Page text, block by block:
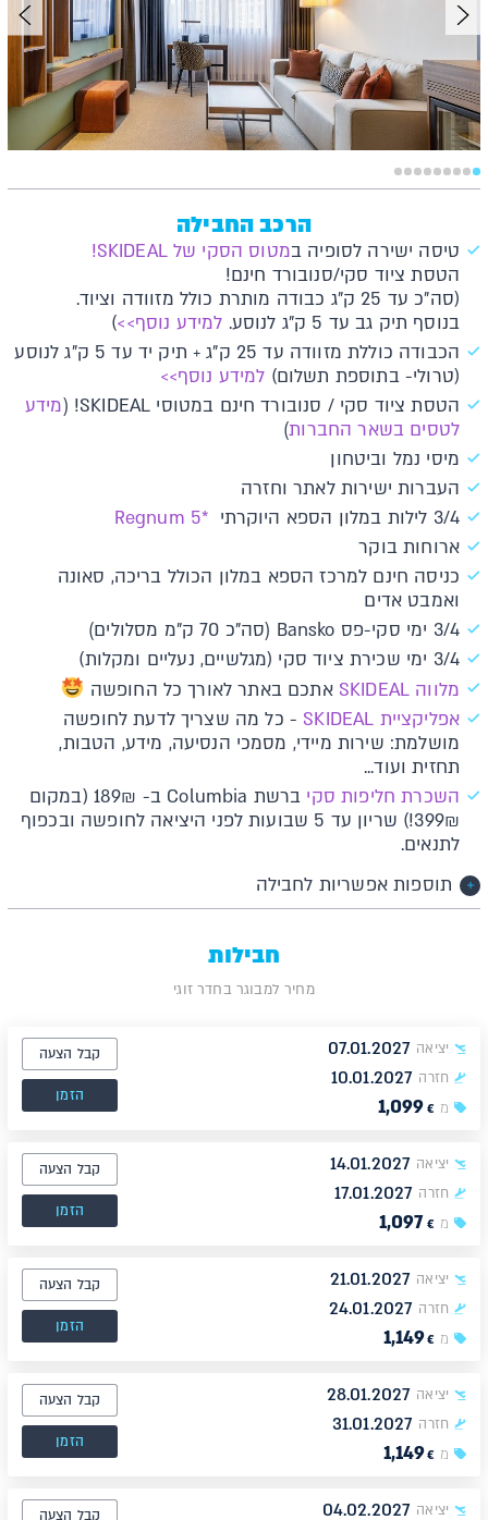
הרכב החבילה
טיסה ישירה לסופיה במטוס הסקי של SKIDEAL!
הטסת ציוד סקי/סנובורד חינם!
(סה"כ עד 25 ק"ג כבודה מותרת כולל מזוודה וציוד.
בנוסף תיק גב עד 5 ק"ג לנוסע.
למידע נוסף>>)
הכבודה כוללת מזוודה עד 25 ק"ג + תיק יד עד 5 ק"ג לנוסע
(טרולי- בתוספת תשלום) למידע נוסף>>
הטסת ציוד סקי / סנובורד חינם במטוסי SKIDEAL! (
מידע
לטסים בשאר החברות)
מיסי נמל וביטחון
העברות ישירות לאתר וחזרה
3/4 לילות במלון הספא היוקרתי
*5 Regnum
ארוחות בוקר
כניסה חינם למרכז הספא במלון הכולל בריכה, סאונה
ואמבט אדים
3/4 ימי סקי-פס Bansko (סה"כ 70 ק"מ מסלולים)
3/4 ימי שכירת ציוד סקי (מגלשיים, נעליים ומקלות)
מלווה SKIDEAL
אתכם באתר לאורך כל החופשה
א​פליקציית SKIDEAL​​
- כל מה שצריך לדעת לחופשה
מושלמת: שירות מיידי, מסמכי הנסיעה, מידע, הטבות,
תחזית ועוד...
השכרת חליפות סקי
ברשת Columbia ב- 189₪ (במקום
399₪!) שריון עד 5 שבועות לפני היציאה לחופשה ובכפוף
לתנאים.
תוספות אפשריות לחבילה
חבילות
מחיר למבוגר בחדר זוגי
יציאה 07.01.2027
חזרה 10.01.2027
מ 1,099 €
קבל הצעה
הזמן
יציאה 14.01.2027
חזרה 17.01.2027
מ 1,097 €
קבל הצעה
הזמן
יציאה 21.01.2027
חזרה 24.01.2027
מ 1,149 €
קבל הצעה
הזמן
יציאה 28.01.2027
חזרה 31.01.2027
מ 1,149 €
קבל הצעה
הזמן
יציאה 04.02.2027 קבל הצעה